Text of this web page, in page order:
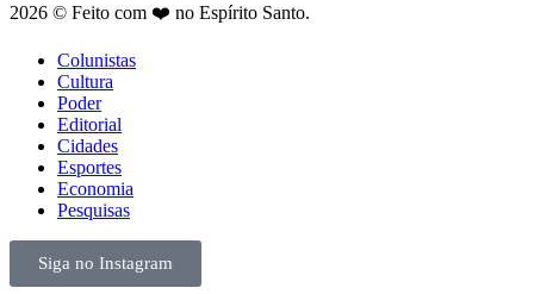
2026 © Feito com ❤️ no Espírito Santo.
Colunistas
Cultura
Poder
Editorial
Cidades
Esportes
Economia
Pesquisas
Siga no Instagram